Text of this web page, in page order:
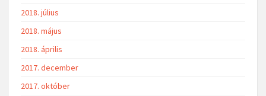
2018. július
2018. május
2018. április
2017. december
2017. október